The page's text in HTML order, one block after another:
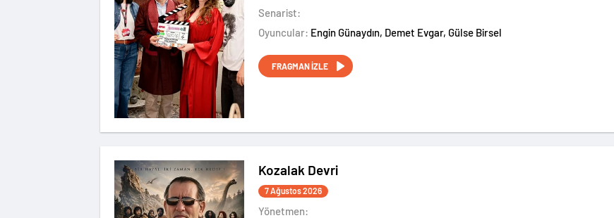
Senarist:
Oyuncular:
Engin Günaydın, Demet Evgar, Gülse Birsel
FRAGMAN İZLE
Kozalak Devri
7 Ağustos 2026
Yönetmen: